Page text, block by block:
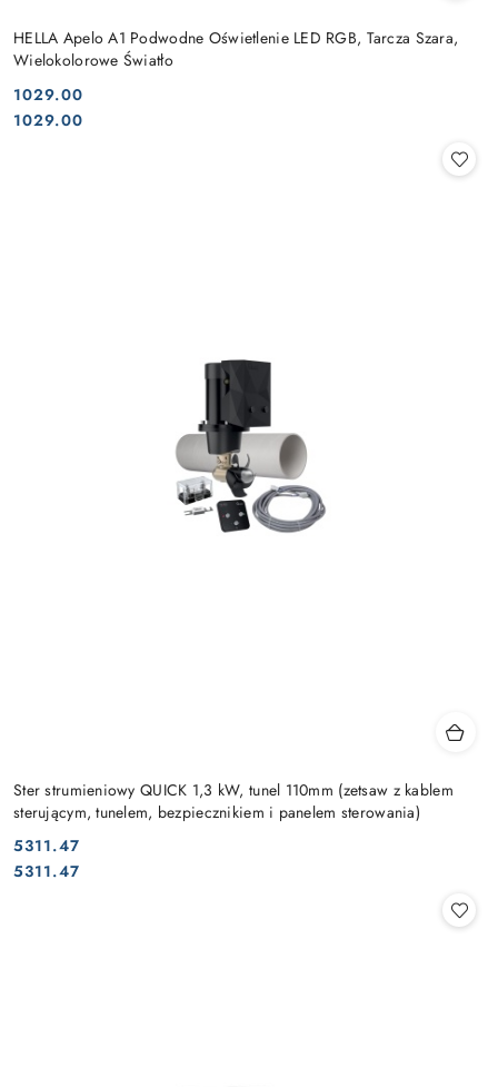
HELLA Apelo A1 Podwodne Oświetlenie LED RGB, Tarcza Szara,
Wielokolorowe Światło
Cena:
1029.00
Cena:
1029.00
Ster strumieniowy QUICK 1,3 kW, tunel 110mm (zetsaw z kablem
sterującym, tunelem, bezpiecznikiem i panelem sterowania)
Cena:
5311.47
Cena:
5311.47